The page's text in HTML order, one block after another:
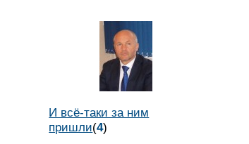
И всё-таки за ним
пришли(4)